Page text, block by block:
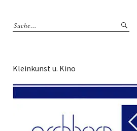
Kleinkunst u. Kino